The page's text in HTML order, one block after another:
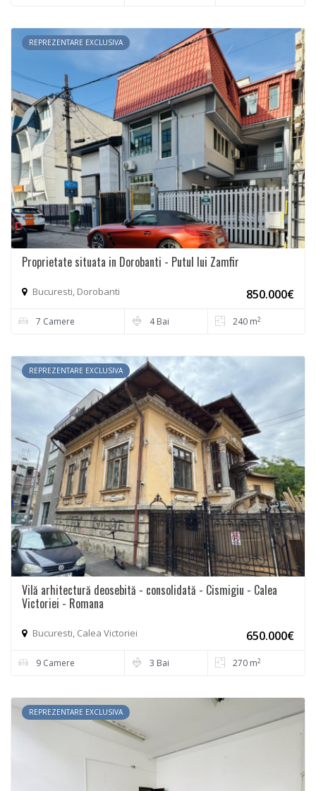
REPREZENTARE EXCLUSIVA
Proprietate situata in Dorobanti - Putul lui Zamfir
Bucuresti, Dorobanti 850.000€
7 Camere 4 Bai 240 m2
REPREZENTARE EXCLUSIVA
Vilă arhitectură deosebită - consolidată - Cismigiu - Calea
Victoriei - Romana
Bucuresti, Calea Victoriei 650.000€
9 Camere 3 Bai 270 m2
REPREZENTARE EXCLUSIVA